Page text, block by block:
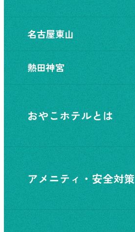
名古屋東山
熱田神宮
おやこホテルとは
アメニティ・安全対策